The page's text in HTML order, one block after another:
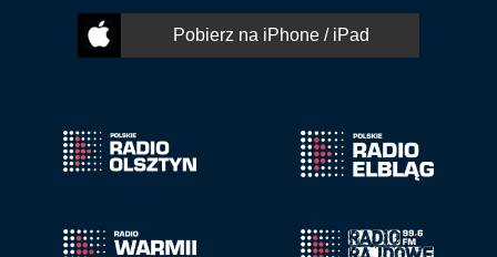
Pobierz na iPhone / iPad